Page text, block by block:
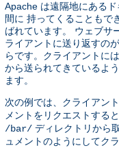
Apache は遠隔地にある
間に 持ってくることもで
ばれています。 ウェブサ
ライアントに送り返すの
らです。クライアントに
から送られてきているよ
ます。
次の例では、クライアン
メントをリクエストする
/bar/ ディレクトリから
ュメントのようにしてク